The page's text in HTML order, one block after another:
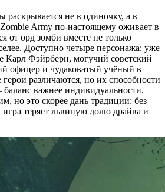
раскрывается не в одиночку, а в
Army по‑настоящему оживает в
от орд зомби вместе не только
Доступно четыре персонажа: уже
Карл Фэйрберн, могучий советский
офицер и чудаковатый учёный в
различаются, но их способности
важнее индивидуальности.
но это скорее дань традиции: без
теряет львиную долю драйва и